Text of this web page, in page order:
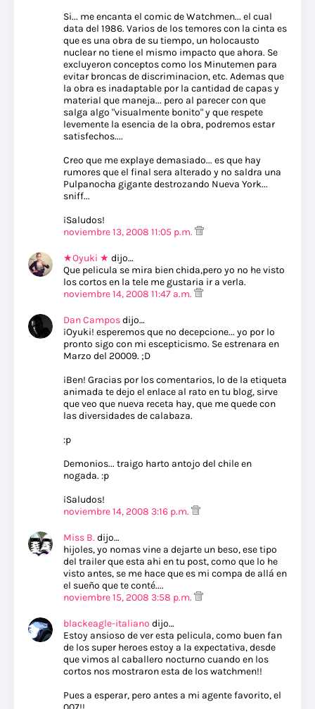
Si... me encanta el comic de Watchmen... el cual
data del 1986. Varios de los temores con la cinta es
que es una obra de su tiempo, un holocausto
nuclear no tiene el mismo impacto que ahora. Se
excluyeron conceptos como los Minutemen para
evitar broncas de discriminacion, etc. Ademas que
la obra es inadaptable por la cantidad de capas y
material que maneja... pero al parecer con que
salga algo "visualmente bonito" y que respete
levemente la esencia de la obra, podremos estar
satisfechos....
Creo que me explaye demasiado... es que hay
rumores que el final sera alterado y no saldra una
Pulpanocha gigante destrozando Nueva York...
sniff...
¡Saludos!
noviembre 13, 2008 11:05 p.m.
★Oyuki ★ dijo…
Que pelicula se mira bien chida,pero yo no he visto
los cortos en la tele me gustaria ir a verla.
noviembre 14, 2008 11:47 a.m.
Dan Camposdijo…
¡Oyuki! esperemos que no decepcione... yo por lo
pronto sigo con mi escepticismo. Se estrenara en
Marzo del 20009. ;D
¡Ben! Gracias por los comentarios, lo de la etiqueta
animada te dejo el enlace al rato en tu blog, sirve
que veo que nueva receta hay, que me quede con
las diversidades de calabaza.
:p
Demonios... traigo harto antojo del chile en
nogada. :p
¡Saludos!
noviembre 14, 2008 3:16 p.m.
Miss B. dijo…
hijoles, yo nomas vine a dejarte un beso, ese tipo
del trailer que esta ahi en tu post, como que lo he
visto antes, se me hace que es mi compa de allá en
el sueño que te conté....
noviembre 15, 2008 3:58 p.m.
blackeagle-italiano dijo…
Estoy ansioso de ver esta pelicula, como buen fan
de los super heroes estoy a la expectativa, desde
que vimos al caballero nocturno cuando en los
cortos nos mostraron esta de los watchmen!!
Pues a esperar, pero antes a mi agente favorito, el